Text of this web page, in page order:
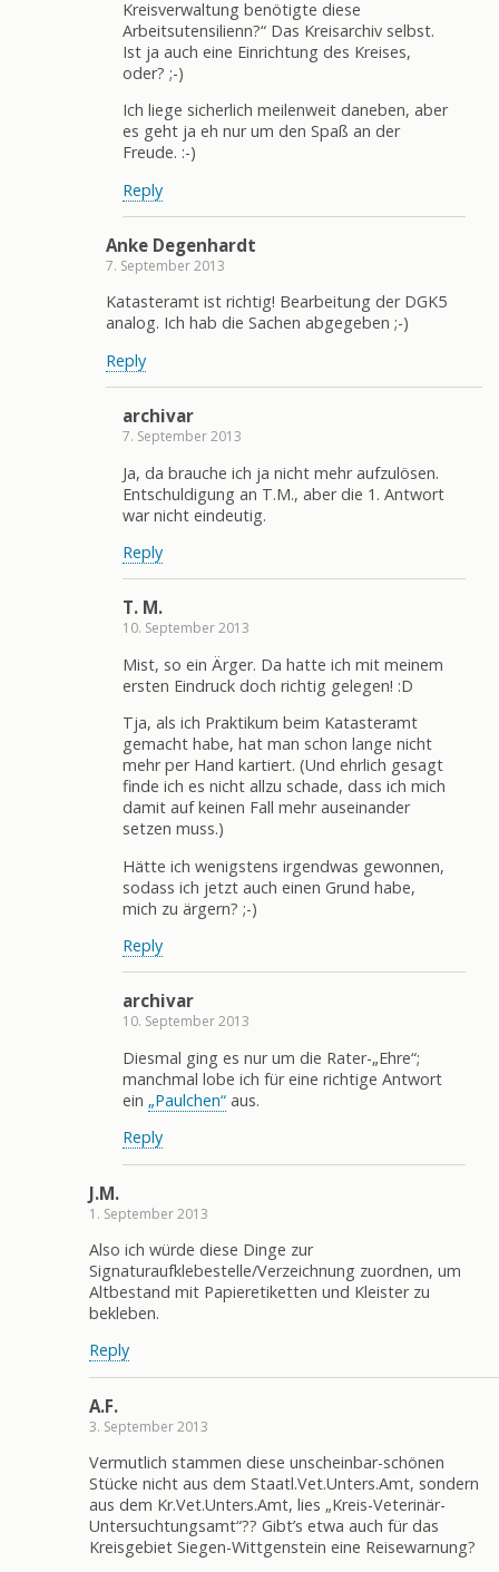
Kreisverwaltung benötigte diese
Arbeitsutensilienn?“ Das Kreisarchiv selbst.
Ist ja auch eine Einrichtung des Kreises,
oder? ;-)
Ich liege sicherlich meilenweit daneben, aber
es geht ja eh nur um den Spaß an der
Freude. :-)
Reply
Anke Degenhardt
7. September 2013
Katasteramt ist richtig! Bearbeitung der DGK5
analog. Ich hab die Sachen abgegeben ;-)
Reply
archivar
7. September 2013
Ja, da brauche ich ja nicht mehr aufzulösen.
Entschuldigung an T.M., aber die 1. Antwort
war nicht eindeutig.
Reply
T. M.
10. September 2013
Mist, so ein Ärger. Da hatte ich mit meinem
ersten Eindruck doch richtig gelegen! :D
Tja, als ich Praktikum beim Katasteramt
gemacht habe, hat man schon lange nicht
mehr per Hand kartiert. (Und ehrlich gesagt
finde ich es nicht allzu schade, dass ich mich
damit auf keinen Fall mehr auseinander
setzen muss.)
Hätte ich wenigstens irgendwas gewonnen,
sodass ich jetzt auch einen Grund habe,
mich zu ärgern? ;-)
Reply
archivar
10. September 2013
Diesmal ging es nur um die Rater-„Ehre“;
manchmal lobe ich für eine richtige Antwort
ein „Paulchen“ aus.
Reply
J.M.
1. September 2013
Also ich würde diese Dinge zur
Signaturaufklebestelle/Verzeichnung zuordnen, um
Altbestand mit Papieretiketten und Kleister zu
bekleben.
Reply
A.F.
3. September 2013
Vermutlich stammen diese unscheinbar-schönen
Stücke nicht aus dem Staatl.Vet.Unters.Amt, sondern
aus dem Kr.Vet.Unters.Amt, lies „Kreis-Veterinär-
Untersuchtungsamt“?? Gibt’s etwa auch für das
Kreisgebiet Siegen-Wittgenstein eine Reisewarnung?